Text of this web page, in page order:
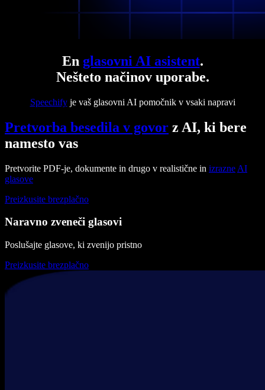
En glasovni AI asistent.
Nešteto načinov uporabe.
Speechifyje vaš glasovni AI pomočnik v vsaki napravi
Pretvorba besedila v govor z AI, ki bere
namesto vas
Pretvorite PDF-je, dokumente in drugo v realistične in izrazne AI
glasove
Preizkusite brezplačno
Naravno zveneči glasovi
Poslušajte glasove, ki zvenijo pristno
Preizkusite brezplačno